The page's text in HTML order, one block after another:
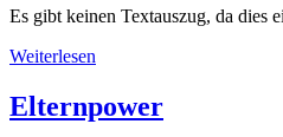
Es gibt keinen Textauszug, da dies
Weiterlesen
Elternpower